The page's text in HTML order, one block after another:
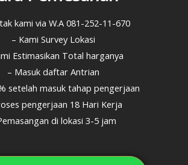
kami via W.A 081-252-11-670
– Kami Survey Lokasi
Estimasikan Total harganya
– Masuk daftar Antrian
setelah masuk tahap pengerjaan
pengerjaan 18 Hari Kerja
di lokasi 3-5 jam